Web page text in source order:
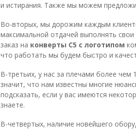
и истирания. Также мы можем
Во-вторых, мы дорожим каждым
максимальной отдачей выполнять
заказ на конверты С5 с логотипом
что работать мы будем быстро и
В-третьих, у нас за плечами более
значит, что нам известны многие
подсказать, если у вас имеются
знаете.
В-четвертых, наличие новейшего